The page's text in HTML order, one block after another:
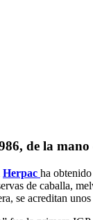
de la mano
Herpac ha
de caballa,
se acreditan